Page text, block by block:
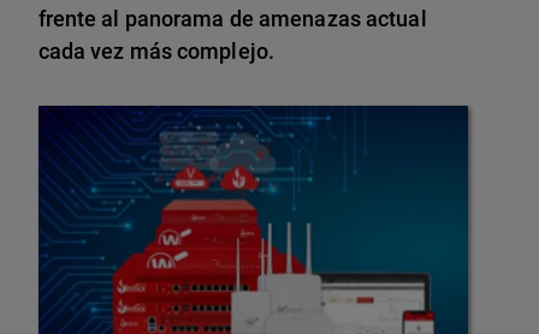
frente al panorama de amenazas actual
cada vez más complejo.